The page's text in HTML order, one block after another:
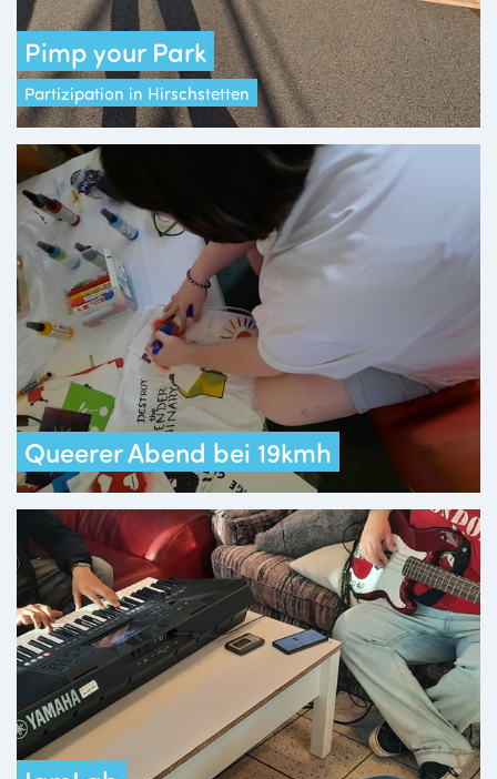
Pimp your Park
Partizipation in Hirschstetten
Queerer Abend bei 19kmh